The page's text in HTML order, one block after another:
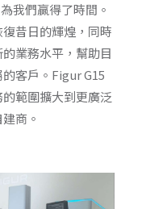
我們贏得了時間。
昔日的輝煌，同時
業務水平，幫助目
客戶。Figur G15
範圍擴大到更廣泛
商。